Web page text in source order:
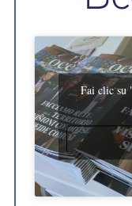
Fai clic su